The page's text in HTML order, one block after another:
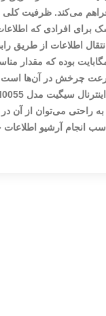
برای افرادی که
میزان حافظه‌ی کش در این محصول برابر با 256
سرعت چرخش در آن‌ها
محصول 3.5 اینچی است که به راحتی